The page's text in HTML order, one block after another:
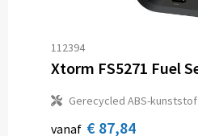
112394
Gerecycled ABS-kunststof
vanaf € 87,84